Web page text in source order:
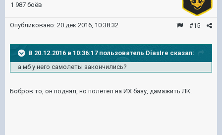
1 987 боёв
#15
Опубликовано: 20 дек 2016, 10:38:32
В 20.12.2016 в 10:36:17 пользователь DiasIre сказал:
а мб у него самолеты закончились?
Бобров то, он поднял, но полетел на ИХ базу, дамажить ЛК.